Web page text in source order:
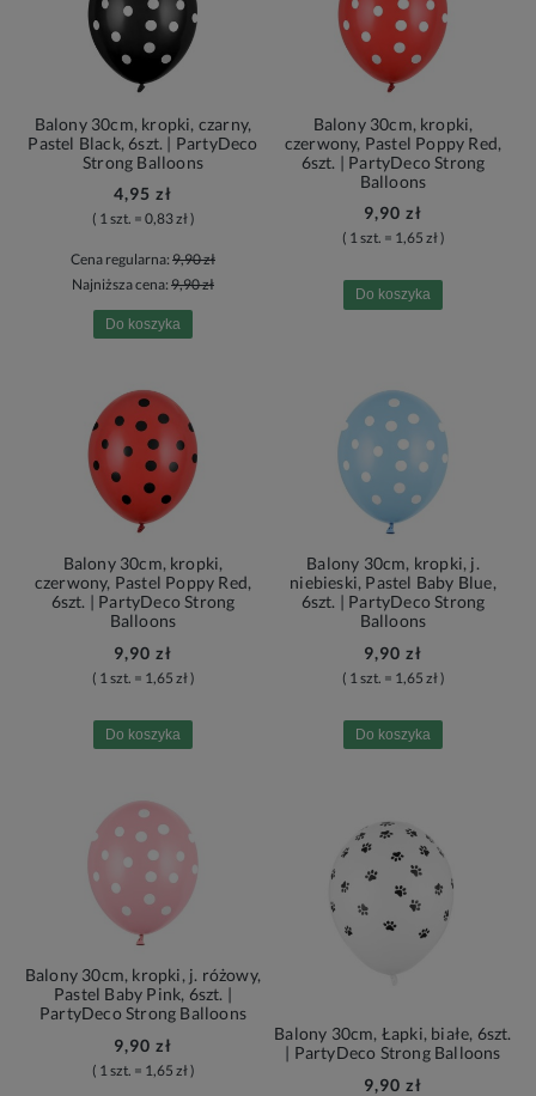
Balony 30cm, kropki, czarny,
Pastel Black, 6szt. | PartyDeco
Strong Balloons
4,95 zł
( 1 szt. = 0,83 zł )
Cena regularna: 9,90 zł
Najniższa cena: 9,90 zł
Do koszyka
Balony 30cm, kropki,
czerwony, Pastel Poppy Red,
6szt. | PartyDeco Strong
Balloons
9,90 zł
( 1 szt. = 1,65 zł )
Do koszyka
Balony 30cm, kropki,
czerwony, Pastel Poppy Red,
6szt. | PartyDeco Strong
Balloons
9,90 zł
( 1 szt. = 1,65 zł )
Do koszyka
Balony 30cm, kropki, j.
niebieski, Pastel Baby Blue,
6szt. | PartyDeco Strong
Balloons
9,90 zł
( 1 szt. = 1,65 zł )
Do koszyka
Balony 30cm, kropki, j. różowy,
Pastel Baby Pink, 6szt. |
PartyDeco Strong Balloons
9,90 zł
( 1 szt. = 1,65 zł )
Balony 30cm, Łapki, białe, 6szt.
| PartyDeco Strong Balloons
9,90 zł